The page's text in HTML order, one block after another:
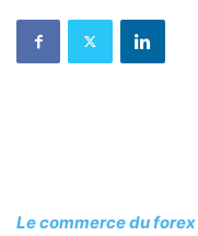
Le commerce du forex